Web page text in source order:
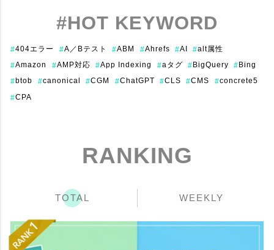
#HOT KEYWORD
#404エラー #A／Bテスト #ABM #Ahrefs #AI #alt属性
#Amazon #AMP対応 #App Indexing #aタグ # BigQuery # Bing
#btob #canonical #CGM #ChatGPT #CLS #CMS #concrete5
#CPA
RANKING
TOTAL WEEKLY